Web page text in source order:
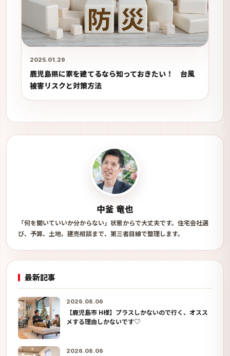
2025.01.29
鹿児島県に家を建てるなら知っておきたい！ 台風
被害リスクと対策方法
中釜 竜也
「何を聞いていいか分からない」状態からで大丈夫です。住宅会社選
び、予算、土地、建売相談まで、第三者目線で整理します。
最新記事
2026.08.06
【鹿児島市 H様】プラスしかないので行く、オスス
メする理由しかないです♡
2026.08.06